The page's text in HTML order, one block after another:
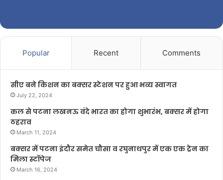
Popular Recent Comments
सीए बने किशन का बक्सर स्टेशन पर हुआ भव्य स्वागत
July 22, 2024
कल से पटना लखनऊ वंदे भारत का होगा शुभारंभ, बक्सर में होगा
ठहराव
March 11, 2024
बक्सर में पटना इंदौर समेत चौसा व रघुनाथपुर में एक एक ट्रेन का
मिला स्टॉपेज
March 16, 2024